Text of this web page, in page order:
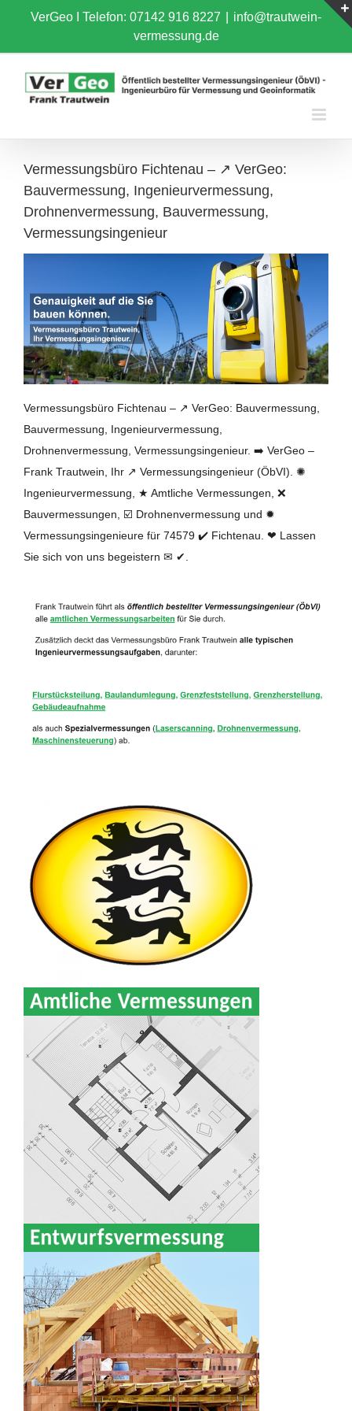
content
VerGeo I Telefon: 07142 916 8227
info@trautwein-
vermessung.de
Vermessungsbüro Fichtenau – ↗️ VerGeo:
Bauvermessung, Ingenieurvermessung,
Drohnenvermessung, Bauvermessung,
Vermessungsingenieur
Vermessungsbüro Fichtenau – ↗️ VerGeo: Bauvermessung,
Bauvermessung, Ingenieurvermessung,
Drohnenvermessung, Vermessungsingenieur. ➡️ VerGeo –
Frank Trautwein, Ihr ↗️ Vermessungsingenieur (ÖbVI). ✺
Ingenieurvermessung, ★ Amtliche Vermessungen, ❌
Bauvermessungen, ☑️ Drohnenvermessung und ✹
Vermessungsingenieure für 74579 ✔️ Fichtenau. ❤ Lassen
Sie sich von uns begeistern ✉ ✔.